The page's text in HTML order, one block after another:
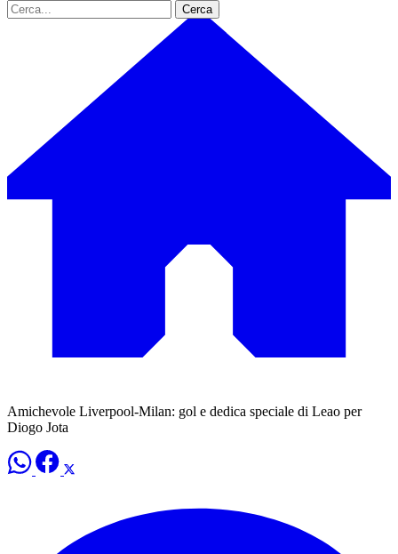
Cerca
Amichevole Liverpool-Milan: gol e dedica speciale di Leao per
Diogo Jota